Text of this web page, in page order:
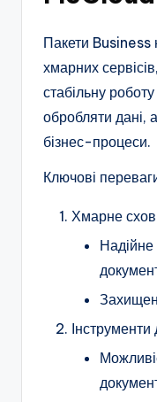
Пакети Business
хмарних
стабільну
обробляти дані,
бізнес-процеси.
Ключові
Хмарне
Надійне
Інструменти